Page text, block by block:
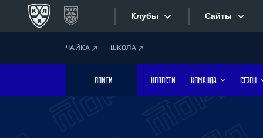
Клубы
Дивизион Боброва
Лада
Сайты
ЧАЙКА ШКОЛА
ВОЙТИ НОВОСТИ КОМАНДА СЕЗОН